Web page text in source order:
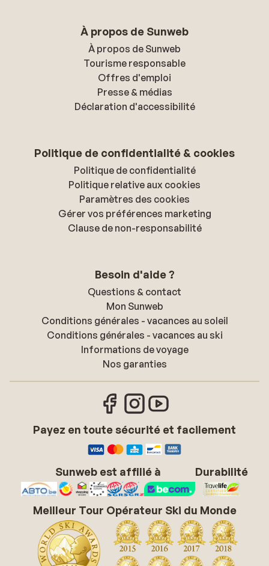
À propos de Sunweb
À propos de Sunweb
Tourisme responsable
Offres d'emploi
Presse & médias
Déclaration d'accessibilité
Politique de confidentialité & cookies
Politique de confidentialité
Politique relative aux cookies
Paramètres des cookies
Gérer vos préférences marketing
Clause de non-responsabilité
Besoin d'aide ?
Questions & contact
Mon Sunweb
Conditions générales - vacances au soleil
Conditions générales - vacances au ski
Informations de voyage
Nos garanties
Payez en toute sécurité et facilement
Sunweb est affilié à Durabilité
Meilleur Tour Opérateur Ski du Monde